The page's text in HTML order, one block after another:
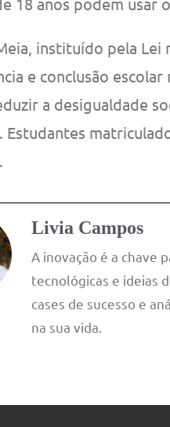
instituído pela
e conclusão
a desigualdade
Estudantes
Livia Campos
A inovação é a chave
tecnológicas e ideias
cases de sucesso e
na sua vida.